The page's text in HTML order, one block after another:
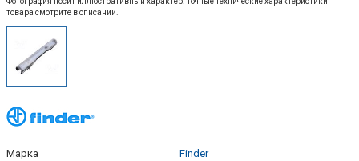
товара смотрите в описании.
Марка
Finder